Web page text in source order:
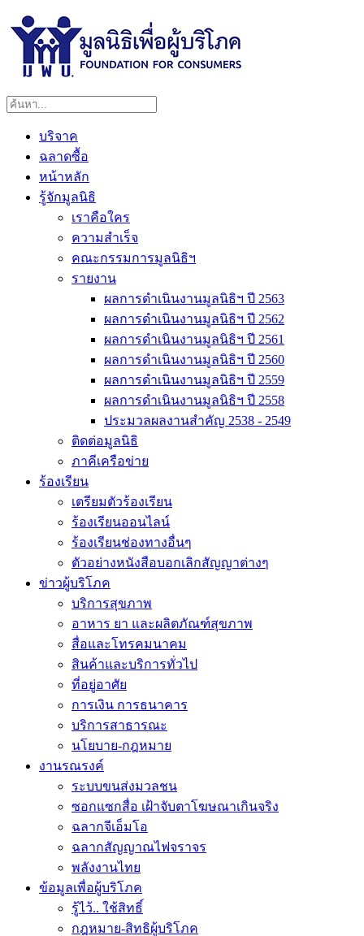
บริจาค
ฉลาดซื้อ
หน้าหลัก
รู้จักมูลนิธิ
เราคือใคร
ความสำเร็จ
คณะกรรมการมูลนิธิฯ
รายงาน
ผลการดำเนินงานมูลนิธิฯ ปี 2563
ผลการดำเนินงานมูลนิธิฯ ปี 2562
ผลการดำเนินงานมูลนิธิฯ ปี 2561
ผลการดำเนินงานมูลนิธิฯ ปี 2560
ผลการดำเนินงานมูลนิธิฯ ปี 2559
ผลการดำเนินงานมูลนิธิฯ ปี 2558
ประมวลผลงานสำคัญ 2538 - 2549
ติดต่อมูลนิธิ
ภาคีเครือข่าย
ร้องเรียน
เตรียมตัวร้องเรียน
ร้องเรียนออนไลน์
ร้องเรียนช่องทางอื่นๆ
ตัวอย่างหนังสือบอกเลิกสัญญาต่างๆ
ข่าวผู้บริโภค
บริการสุขภาพ
อาหาร ยา และผลิตภัณฑ์สุขภาพ
สื่อและโทรคมนาคม
สินค้าและบริการทั่วไป
ที่อยู่อาศัย
การเงิน การธนาคาร
บริการสาธารณะ
นโยบาย-กฎหมาย
งานรณรงค์
ระบบขนส่งมวลชน
ซอกแซกสื่อ เฝ้าจับตาโฆษณาเกินจริง
ฉลากจีเอ็มโอ
ฉลากสัญญาณไฟจราจร
พลังงานไทย
ข้อมูลเพื่อผู้บริโภค
รู้ไว้.. ใช้สิทธิ์
กฎหมาย-สิทธิผู้บริโภค